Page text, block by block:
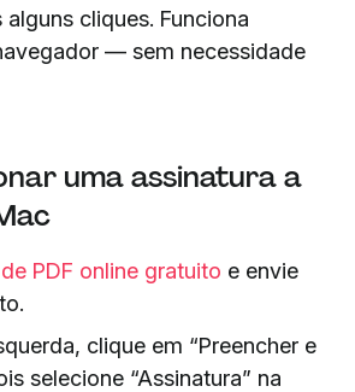
alguns cliques. Funciona
— sem necessidade
uma assinatura a
PDF online gratuito e envie
clique em “Preencher e
selecione “Assinatura” na